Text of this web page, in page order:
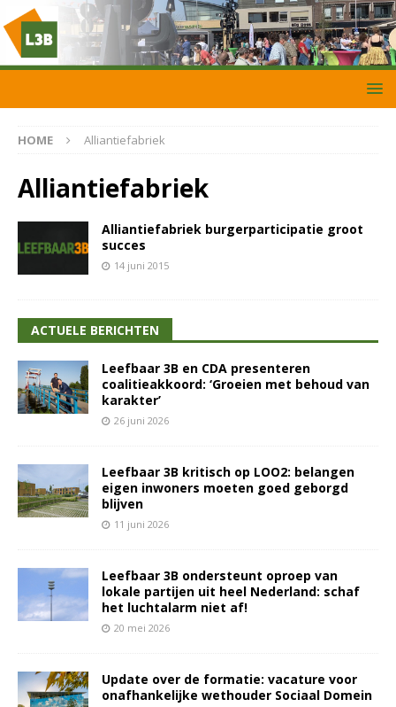
HOME Alliantiefabriek
Alliantiefabriek
Alliantiefabriek burgerparticipatie groot
succes
14 juni 2015
ACTUELE BERICHTEN
Leefbaar 3B en CDA presenteren
coalitieakkoord: ‘Groeien met behoud van
karakter’
26 juni 2026
Leefbaar 3B kritisch op LOO2: belangen
eigen inwoners moeten goed geborgd
blijven
11 juni 2026
Leefbaar 3B ondersteunt oproep van
lokale partijen uit heel Nederland: schaf
het luchtalarm niet af!
20 mei 2026
Update over de formatie: vacature voor
onafhankelijke wethouder Sociaal Domein